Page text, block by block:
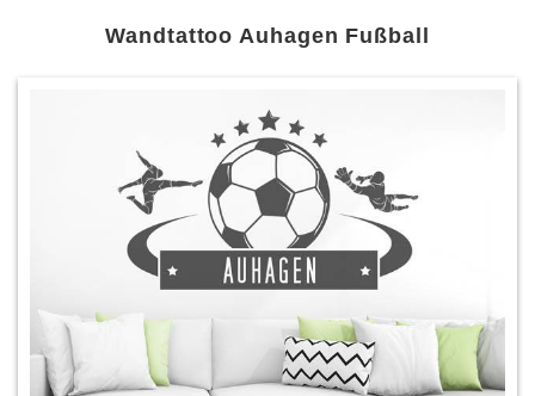
Wandtattoo Auhagen Fußball